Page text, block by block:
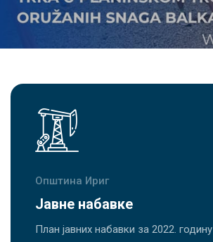
Општина Ириг
Јавне набавке
План јавних набавки за 2022. годину